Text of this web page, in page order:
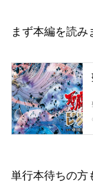
まず本編を読み
単行本待ちの方